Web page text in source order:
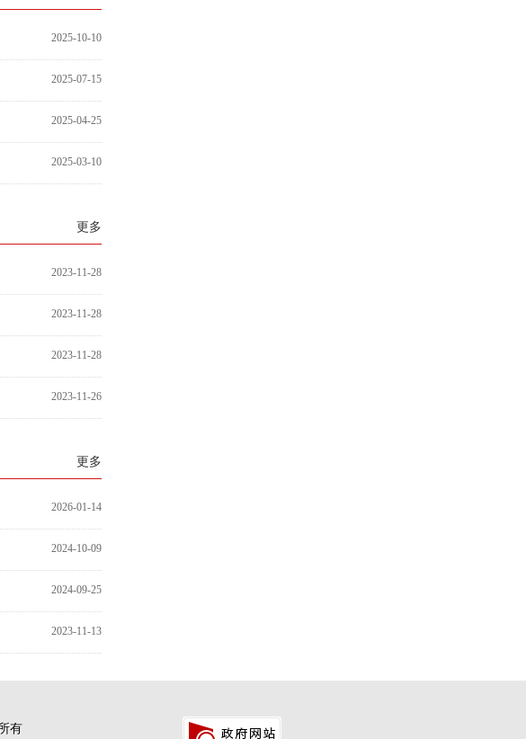
2025-10-10
2025-07-15
2025-04-25
2025-03-10
更多
2023-11-28
2023-11-28
2023-11-28
2023-11-26
更多
2026-01-14
2024-10-09
2024-09-25
2023-11-13
有